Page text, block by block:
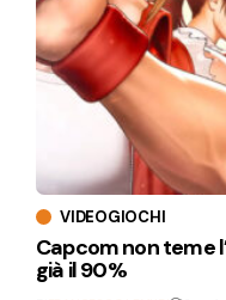
VIDEOGIOCHI
Capcom non teme
già il 90%